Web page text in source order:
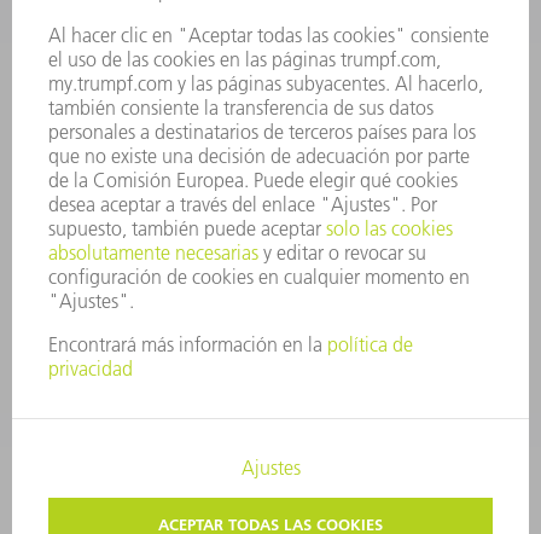
INFORME ANUAL
PRINCIPIOS CORPORATIVOS
CUMPLIMIENTO
SISTEMA DE INFORMADORES
SEGURIDAD
COMUNICADOS DE PRENSA
REVISTAS
SOSTENIBILIDAD
MEDIO AMBIENTE Y CLIMA
SOCIEDAD Y EMPRESA
GESTIÓN EMPRESARIAL
PROTECCIÓN DE DATOS
COPYRIGHT Y MARCA REGISTRADA
AJUSTES DE PRIVACIDAD